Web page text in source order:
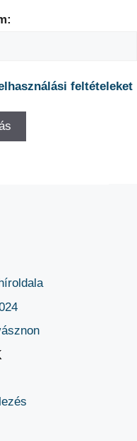
feltételeket